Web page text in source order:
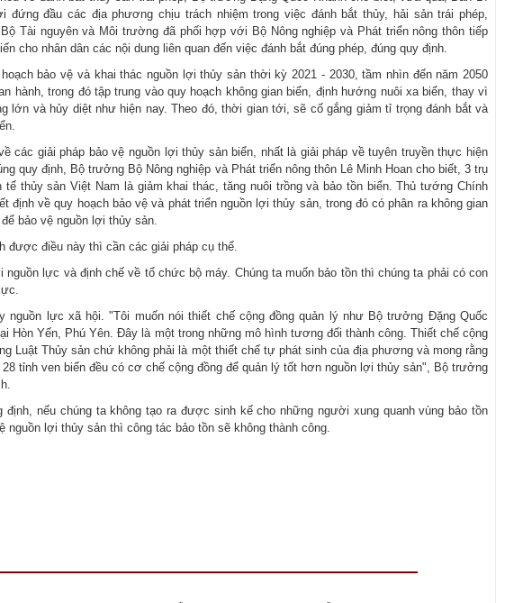
đứng đầu các địa phương chịu trách nhiệm trong việc đánh bắt thủy, hải sản trái phép,
Tài nguyên và Môi trường đã phối hợp với Bộ Nông nghiệp và Phát triển nông thôn tiếp
cho nhân dân các nội dung liên quan đến việc đánh bắt đúng phép, đúng quy định.
bảo vệ và khai thác nguồn lợi thủy sản thời kỳ 2021 - 2030, tầm nhìn đến năm 2050
hành, trong đó tập trung vào quy hoạch không gian biển, định hướng nuôi xa biển, thay vì
lớn và hủy diệt như hiện nay. Theo đó, thời gian tới, sẽ cố gắng giảm tỉ trọng đánh bắt và
các giải pháp bảo vệ nguồn lợi thủy sản biển, nhất là giải pháp về tuyên truyền thực hiện
quy định, Bộ trưởng Bộ Nông nghiệp và Phát triển nông thôn Lê Minh Hoan cho biết, 3 trụ
tế thủy sản Việt Nam là giảm khai thác, tăng nuôi trồng và bảo tồn biển. Thủ tướng Chính
định về quy hoạch bảo vệ và phát triển nguồn lợi thủy sản, trong đó có phân ra không gian
bảo vệ nguồn lợi thủy sản.
được điều này thì cần các giải pháp cụ thể.
nguồn lực và định chế về tổ chức bộ máy. Chúng ta muốn bảo tồn thì chúng ta phải có con
nguồn lực xã hội. "Tôi muốn nói thiết chế cộng đồng quản lý như Bộ trưởng Đặng Quốc
Hòn Yến, Phú Yên. Đây là một trong những mô hình tương đối thành công. Thiết chế cộng
Luật Thủy sản chứ không phải là một thiết chế tự phát sinh của địa phương và mong rằng
tỉnh ven biển đều có cơ chế cộng đồng để quản lý tốt hơn nguồn lợi thủy sản", Bộ trưởng
định, nếu chúng ta không tạo ra được sinh kế cho những người xung quanh vùng bảo tồn
nguồn lợi thủy sản thì công tác bảo tồn sẽ không thành công.